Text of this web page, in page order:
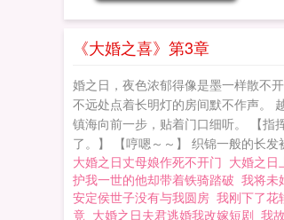
《大婚之喜》第3章
婚之日，夜色浓郁得像是墨一样散不
不远处点着长明灯的房间默不作声。
镇海向前一步，贴着门口细听。 【
了。】 【哼嗯～～】 织锦一般的长
大婚之日丈母娘作死不开门 大婚之日
护我一世的他却带着铁骑踏破 我将未
安定侯世子没有与我圆房 我刚下了花
竟 大婚之日夫君逃婚我改嫁短剧 我